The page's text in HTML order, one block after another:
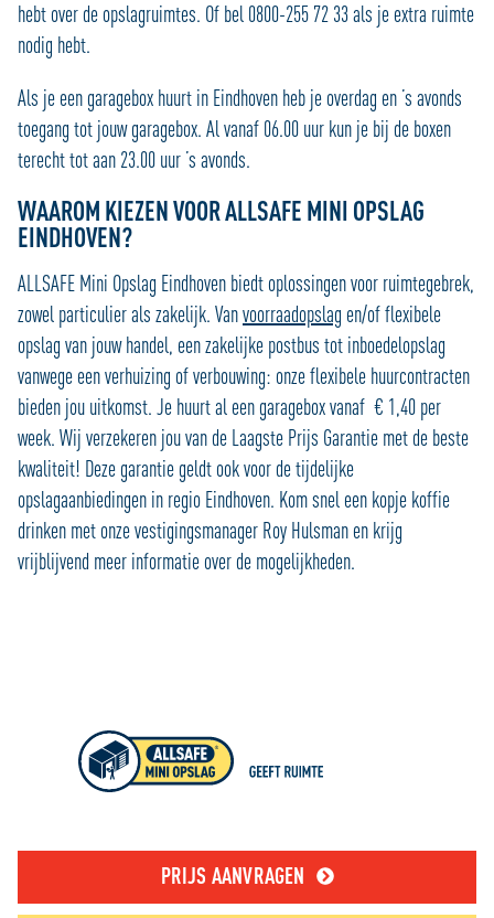
hebt over de opslagruimtes. Of bel 0800-255 72 33 als je extra ruimte
nodig hebt.
Als je een garagebox huurt in Eindhoven heb je overdag en ’s avonds
toegang tot jouw garagebox. Al vanaf 06.00 uur kun je bij de boxen
terecht tot aan 23.00 uur ’s avonds.
WAAROM KIEZEN VOOR ALLSAFE MINI OPSLAG
EINDHOVEN?
ALLSAFE Mini Opslag Eindhoven biedt oplossingen voor ruimtegebrek,
zowel particulier als zakelijk. Vanvoorraadopslag en/of flexibele
opslag van jouw handel, een zakelijke postbus tot inboedelopslag
vanwege een verhuizing of verbouwing: onze flexibele huurcontracten
bieden jou uitkomst. Je huurt al een garagebox vanaf € 1,40 per
week. Wij verzekeren jou van de Laagste Prijs Garantie met de beste
kwaliteit! Deze garantie geldt ook voor de tijdelijke
opslagaanbiedingen in regio Eindhoven. Kom snel een kopje koffie
drinken met onze vestigingsmanager Roy Hulsman en krijg
vrijblijvend meer informatie over de mogelijkheden.
PRIJS AANVRAGEN